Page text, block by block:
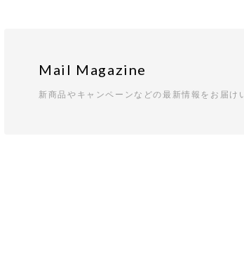
Mail Magazine
新商品やキャンペーンなどの最新情報をお届け